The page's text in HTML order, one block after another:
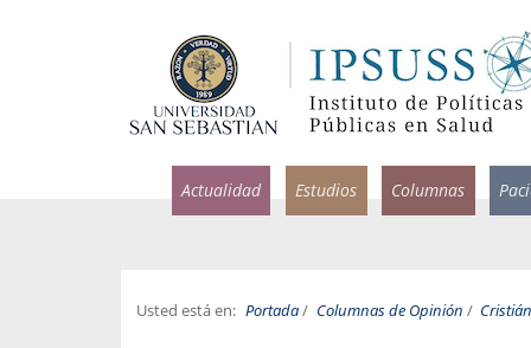
Actualidad Estudios Columnas
Usted está en: Portada/ Columnas de Opinión /